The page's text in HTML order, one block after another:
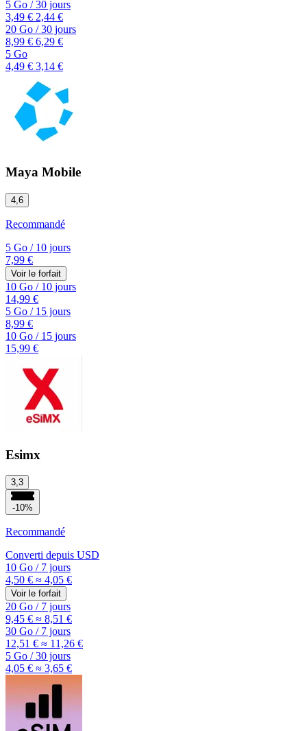
5 Go /30 jours
3,49 € 2,44 €
20 Go /30 jours
8,99 € 6,29 €
5 Go
4,49 € 3,14 €
Maya Mobile
4,6
Recommandé
5 Go /10 jours
7,99 €
Voir le forfait
10 Go /10 jours
14,99 €
5 Go /15 jours
8,99 €
10 Go /15 jours
15,99 €
Esimx
3,3
-10%
Recommandé
Converti depuis USD
10 Go /7 jours
4,50 € ≈ 4,05 €
Voir le forfait
20 Go /7 jours
9,45 € ≈ 8,51 €
30 Go /7 jours
12,51 € ≈ 11,26 €
5 Go /30 jours
4,05 € ≈ 3,65 €